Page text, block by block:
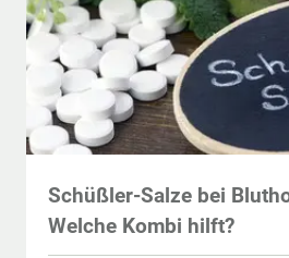
Schüßler-Salze bei
Welche Kombi hilft?